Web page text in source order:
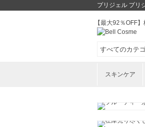
プリジェル プリ
【最大92％OFF
スキンケア